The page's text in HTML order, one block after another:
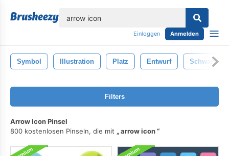
Einloggen Anmelden
Symbol Illustration Platz Entwurf Schwarz
Filters
Arrow Icon Pinsel
800 kostenlosen Pinseln, die mit
arrow icon